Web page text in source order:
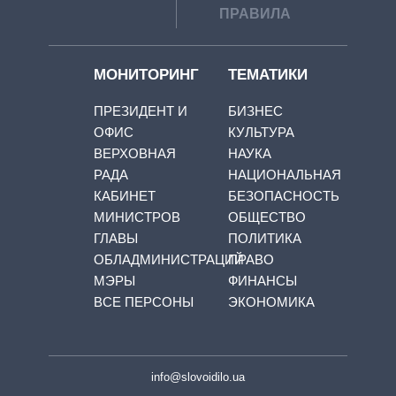
ПРАВИЛА
МОНИТОРИНГ
ПРЕЗИДЕНТ И
ОФИС
ВЕРХОВНАЯ
РАДА
КАБИНЕТ
МИНИСТРОВ
ГЛАВЫ
ОБЛАДМИНИСТРАЦИЙ
МЭРЫ
ВСЕ ПЕРСОНЫ
ТЕМАТИКИ
БИЗНЕС
КУЛЬТУРА
НАУКА
НАЦИОНАЛЬНАЯ
БЕЗОПАСНОСТЬ
ОБЩЕСТВО
ПОЛИТИКА
ПРАВО
ФИНАНСЫ
ЭКОНОМИКА
info@slovoidilo.ua